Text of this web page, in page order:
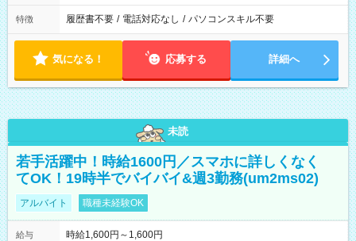
特徴 履歴書不要 / 電話対応なし / パソコンスキル不要
気になる！ 応募する 詳細へ
未読
若手活躍中！時給1600円／スマホに詳しくなく
てOK！19時半でバイバイ&週3勤務(um2ms02)
アルバイト 職種未経験OK
給与
時給1,600円～1,600円